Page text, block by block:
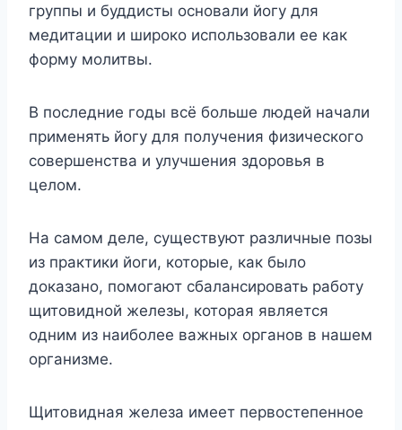
группы и буддисты основали йогу для
медитации и широко использовали ее как
форму молитвы.
В последние годы всё больше людей начали
применять йогу для получения физического
совершенства и улучшения здоровья в
целом.
На самом деле, существуют различные позы
из практики йоги, которые, как было
доказано, помогают сбалансировать работу
щитовидной железы, которая является
одним из наиболее важных органов в нашем
организме.
Щитовидная железа имеет первостепенное